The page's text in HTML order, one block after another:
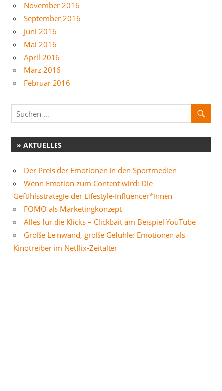
November 2016
September 2016
Juni 2016
Mai 2016
April 2016
März 2016
Februar 2016
» AKTUELLES
Der Preis der Emotionen in den Sportmedien
Wenn Emotion zum Content wird: Die
Gefühlsstrategie der Lifestyle-Influencer*innen
FOMO als Marketingkonzept
Alles für die Klicks – Clickbait am Beispiel YouTube
Große Leinwand, große Gefühle: Emotionen als
Kinotreiber im Netflix-Zeitalter